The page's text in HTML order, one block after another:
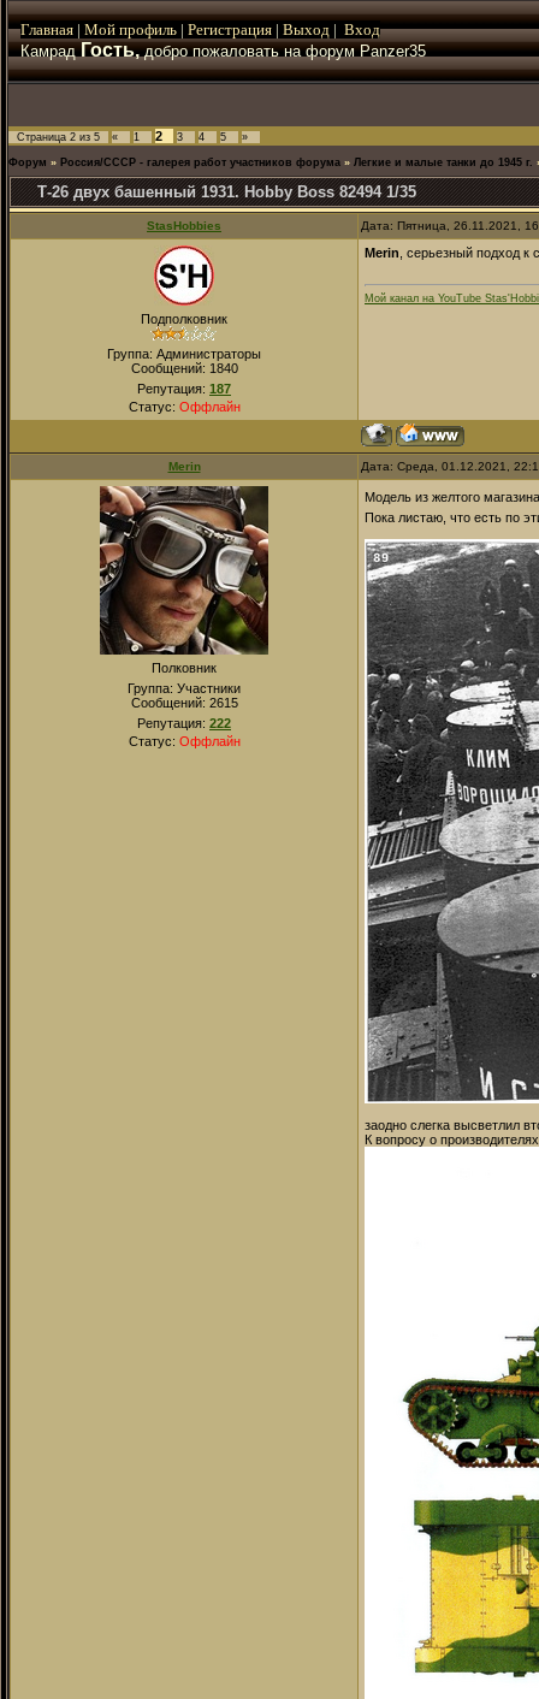
Главная | Мой профиль | Регистрация | Выход | Вход
КамрадГость,добро пожаловать на форум Panzer35
Страница 2 из 5 « 1 2 3 4 5 »
Форум » Россия/СССР - галерея работ участников форума » Легкие и малые танки до 1945 г.
Т-26 двух башенный 1931. Hobby Boss 82494 1/35
StasHobbies Дата: Пятница, 26.11.2021,
Подполковник
Группа: Администраторы
Сообщений: 1840
Репутация: 187
Статус: Оффлайн
Merin , серьезный подход
Мой канал на YouTube
Merin Дата: Среда, 01.12.2021,
Полковник
Группа: Участники
Сообщений: 2615
Репутация: 222
Статус: Оффлайн
Модель из желтого
Пока листаю, что есть по
заодно слегка высветлил
К вопросу о